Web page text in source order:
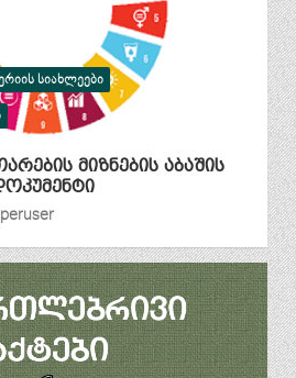
ᲡᲘᲐᲮᲚᲔᲔᲑᲘ
მიზნების აბაშის